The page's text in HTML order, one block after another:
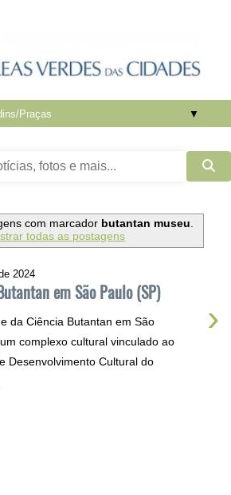
▼
com marcador butantan museu.
todas as postagens
2024
em São Paulo (SP)
›
da Ciência Butantan em São
complexo cultural vinculado ao
Desenvolvimento Cultural do